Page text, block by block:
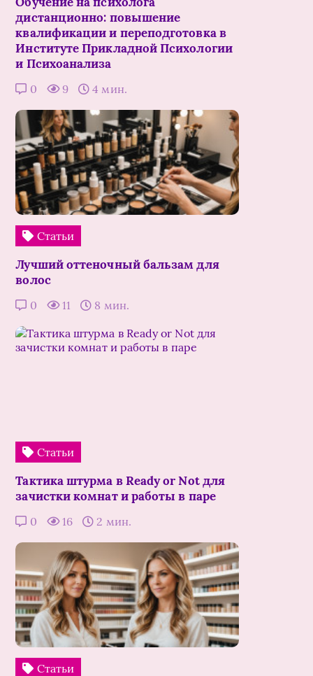
дистанционно: повышение
квалификации и переподготовка в
Институте Прикладной Психологии
и Психоанализа
0 9 4 мин.
Статьи
Лучший оттеночный бальзам для
волос
0 11 8 мин.
Статьи
Тактика штурма в Ready or Not для
зачистки комнат и работы в паре
0 16 2 мин.
Статьи